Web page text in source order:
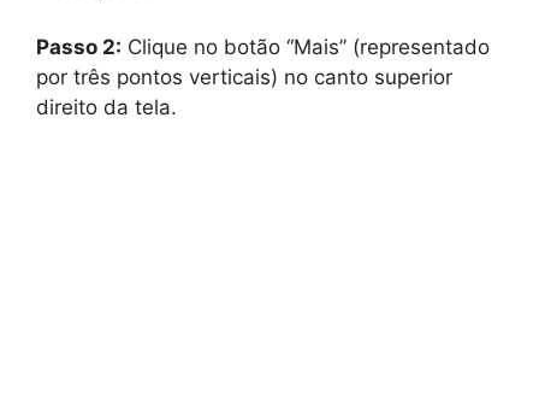
Passo 2: Clique no botão “Mais” (representado
por três pontos verticais) no canto superior
direito da tela.